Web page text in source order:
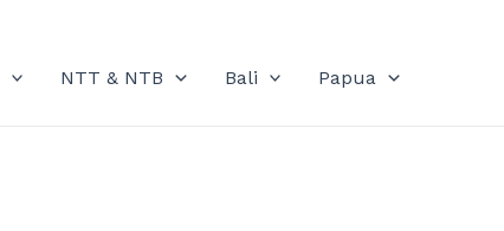
NTT & NTB Bali Papua